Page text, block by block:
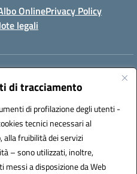
di tracciamento
di profilazione degli utenti -
tecnici necessari al
fruibilità dei servizi
– sono utilizzati, inoltre,
a disposizione da Web
OnlinePrivacy Policy
legali